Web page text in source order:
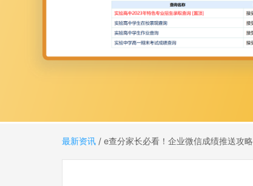
最新资讯 / e查分家长必看！企业微信成绩推送攻略